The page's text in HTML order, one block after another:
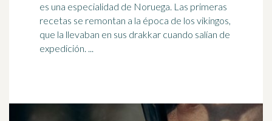
es una especialidad de Noruega. Las primeras
recetas se remontan a la época de los vikingos,
que la llevaban en sus drakkar cuando salían de
expedición. ...